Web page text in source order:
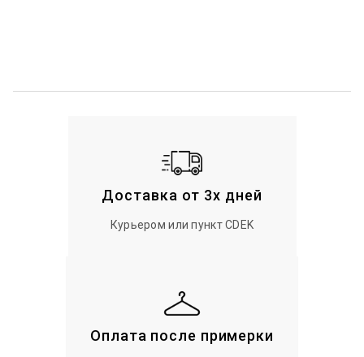
Доставка от 3х дней
Курьером или пункт CDEK
Оплата после примерки